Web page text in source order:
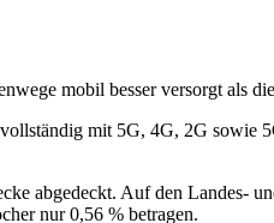
mobil besser versorgt als
mit 5G, 4G, 2G sowie
abgedeckt. Auf den
nur 0,56 % betragen.